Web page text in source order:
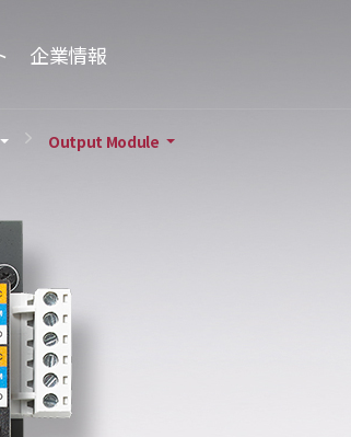
企業情報
Output Module